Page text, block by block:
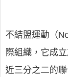
不結盟運動（
際組織，它成
近三分之二的